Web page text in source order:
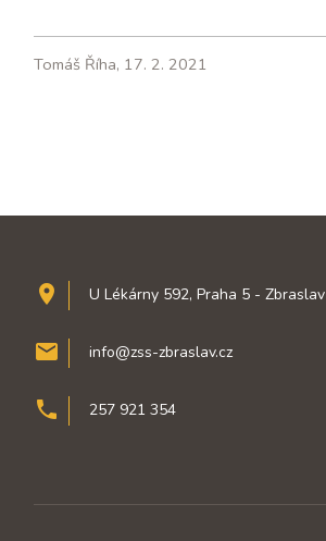
Tomáš Říha, 17. 2. 2021
room U Lékárny 592, Praha 5 - Zbraslav
mail info@zss-zbraslav.cz
phone 257 921 354